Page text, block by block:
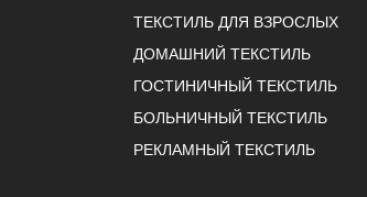
ТЕКСТИЛЬ ДЛЯ ВЗРОСЛЫХ
ДОМАШНИЙ ТЕКСТИЛЬ
ГОСТИНИЧНЫЙ ТЕКСТИЛЬ
БОЛЬНИЧНЫЙ ТЕКСТИЛЬ
РЕКЛАМНЫЙ ТЕКСТИЛЬ